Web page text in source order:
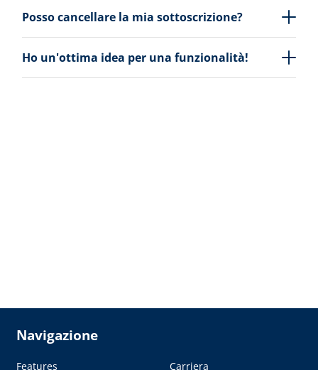
Posso cancellare la mia sottoscrizione?
Ho un'ottima idea per una funzionalità!
Navigazione
Features
Carriera